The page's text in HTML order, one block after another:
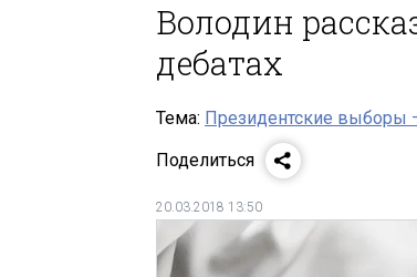
Володин
дебатах
Тема: Президентские выборы
Поделиться
20.03.2018 13:50